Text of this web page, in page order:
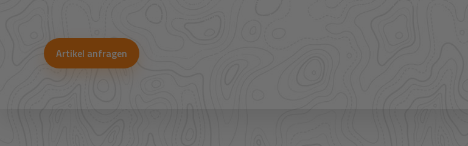
Artikel anfragen